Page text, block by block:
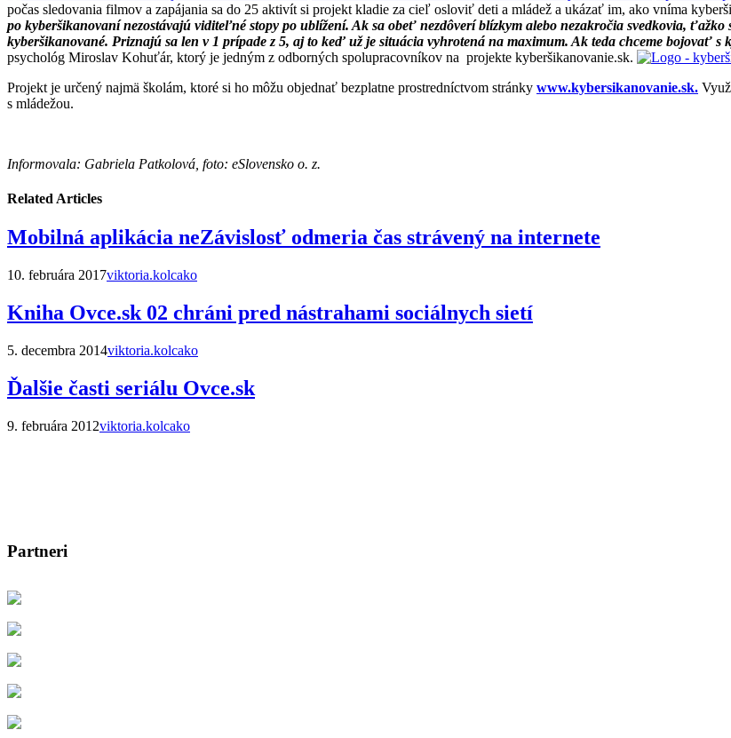
počas sledovania filmov a zapájania sa do 25 aktivít si projekt kladie za cieľ osloviť deti a mládež a ukázať im, ako vníma
po kyberšikanovaní nezostávajú viditeľné stopy po ublížení. Ak sa obeť nezdôverí blízkym alebo nezakročia svedkovia,
kyberšikanované. Priznajú sa len v 1 prípade z 5, aj to keď už je situácia vyhrotená na maximum. Ak teda chceme bojovať s
psychológ Miroslav Kohuťár, ktorý je jedným z odborných spolupracovníkov na projekte kyberšikanovanie.sk.
Projekt je určený najmä školám, ktoré si ho môžu objednať bezplatne prostredníctvom stránky www.kybersikanovanie.sk.
s mládežou.
Informovala: Gabriela Patkolová, foto: eSlovensko o. z.
Related Articles
Mobilná aplikácia neZávislosť odmeria čas strávený na internete
10. februára 2017viktoria.kolcako
Kniha Ovce.sk 02 chráni pred nástrahami sociálnych sietí
5. decembra 2014viktoria.kolcako
Ďalšie časti seriálu Ovce.sk
9. februára 2012viktoria.kolcako
Partneri